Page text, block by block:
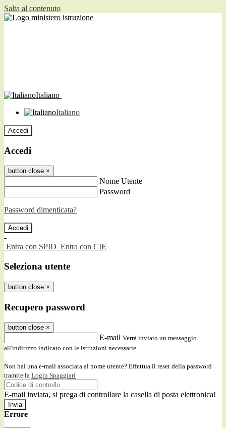
Salta al contenuto
Italiano
Italiano
Accedi
Accedi
button close ×
Nome Utente
Password
Password dimenticata?
-
Entra con SPID Entra con CIE
Seleziona utente
button close ×
Recupero password
button close ×
E-mail Verrà inviato un messaggio
all'indirizzo indicato con le istruzioni necessarie.
Non hai una e-mail associata al nome utente? Effettua il reset della password
tramite la Login Spaggiari
E-mail inviata, si prega di controllare la casella di posta elettronica!
Errore